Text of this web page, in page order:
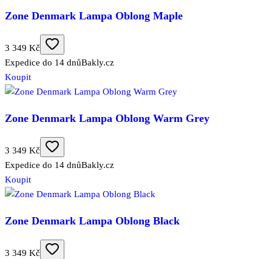
Zone Denmark Lampa Oblong Maple
3 349 Kč
Expedice do 14 dnůBakly.cz
Koupit
Zone Denmark Lampa Oblong Warm Grey
3 349 Kč
Expedice do 14 dnůBakly.cz
Koupit
Zone Denmark Lampa Oblong Black
3 349 Kč